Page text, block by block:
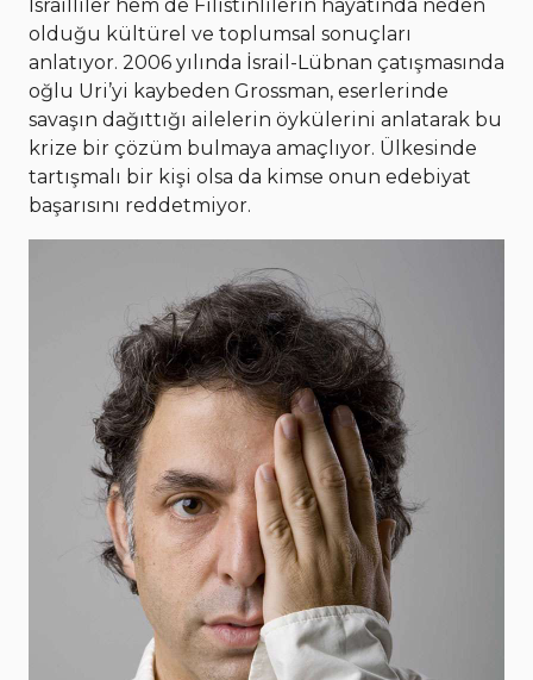
İsrailliler hem de Filistinlilerin hayatında neden
olduğu kültürel ve toplumsal sonuçları
anlatıyor. 2006 yılında İsrail-Lübnan çatışmasında
oğlu Uri’yi kaybeden Grossman, eserlerinde
savaşın dağıttığı ailelerin öykülerini anlatarak bu
krize bir çözüm bulmaya amaçlıyor. Ülkesinde
tartışmalı bir kişi olsa da kimse onun edebiyat
başarısını reddetmiyor.